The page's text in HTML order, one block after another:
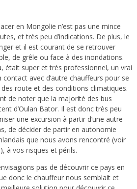
en Mongolie n’est pas une mince
et très peu d’indications. De plus, le
et il est courant de se retrouver
de grêle ou face à des inondations.
était super et très professionnel, un vrai
avec d’autre chauffeurs pour se
route et des conditions climatiques.
de noter que la majorité des bus
d’Oulan Bator. Il est donc très peu
une excursion à partir d’une autre
de décider de partir en autonomie
que nous avons rencontré (voir
), à vos risques et périls.
pas de découvrir ce pays en
donc le chauffeur nous semblait et